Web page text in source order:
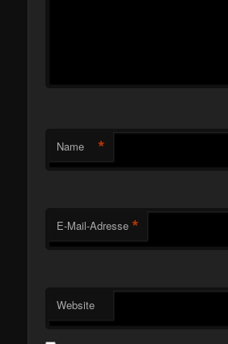
Name *
E-Mail-Adresse *
Website